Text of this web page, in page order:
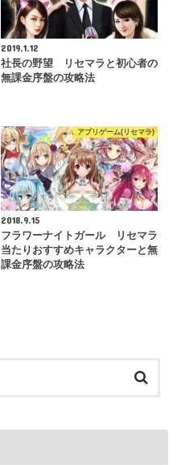
2019.1.12
社長の野望 リセマラと初心者の
無課金序盤の攻略法
アプリゲーム(リセマラ)
2018.9.15
フラワーナイトガール リセマラ
当たりおすすめキャラクターと無
課金序盤の攻略法